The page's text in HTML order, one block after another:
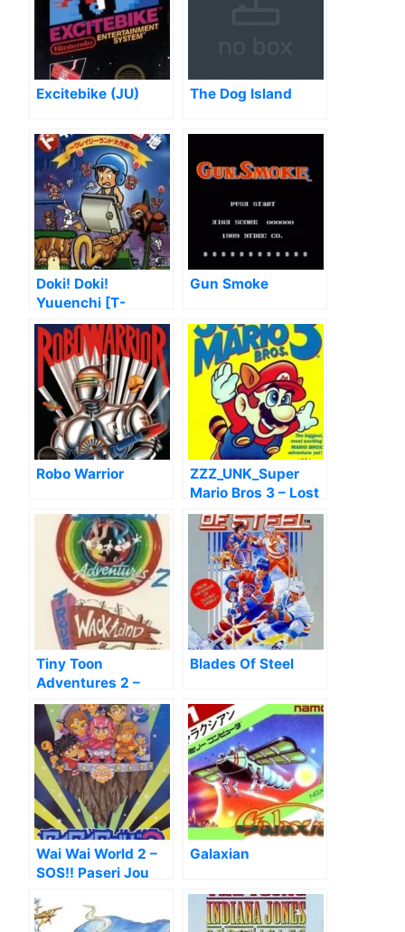
Excitebike (JU) The Dog Island
Doki! Doki!
Yuuenchi [T-
Eng1.0]
Gun Smoke
Robo Warrior
ZZZ_UNK_Super
Mario Bros 3 – Lost
Levels
Tiny Toon
Adventures 2 –
Trouble In
Wackyland
Blades Of Steel
Wai Wai World 2 –
SOS!! Paseri Jou
Galaxian